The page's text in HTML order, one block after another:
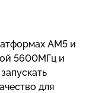
AM5 и
5600МГц и
для